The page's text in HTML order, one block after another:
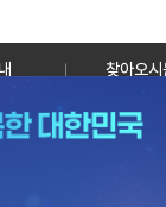
찾아오시
방송원 KTV